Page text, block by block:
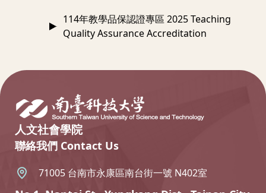
114年教學品保認證專區 2025 Teaching
Quality Assurance Accreditation
人文社會學院
聯絡我們 Contact Us
71005 台南市永康區南台街一號 N402室